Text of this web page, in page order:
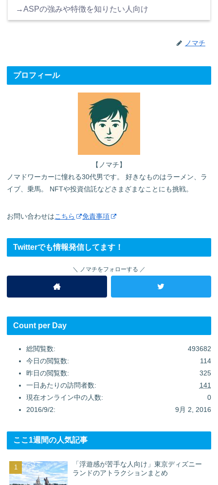
→ASPの強みや特徴を知りたい人向け
ノマチ
プロフィール
【ノマチ】
ノマドワーカーに憧れる30代男です。 好きなものはラーメン、ラ
イブ、乗馬。 NFTや投資信託などさまざまなことにも挑戦。
お問い合わせはこちら 免責事項
Twitterでも情報発信してます！
ノマチをフォローする
Count per Day
493682
総閲覧数:
114
今日の閲覧数:
325
昨日の閲覧数:
141
一日あたりの訪問者数:
0
現在オンライン中の人数:
9月 2, 2016
2016/9/2:
ここ1週間の人気記事
「浮遊感が苦手な人向け」東京ディズニー
ランドのアトラクションまとめ